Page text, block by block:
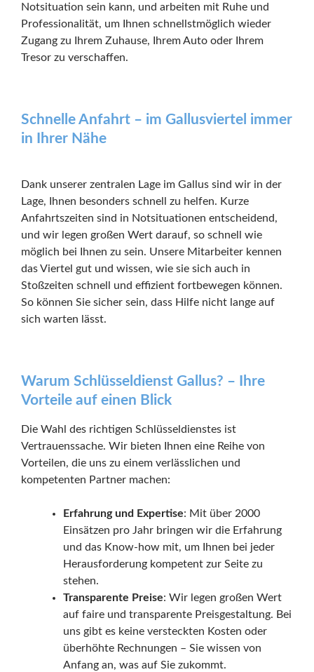
Notsituation sein kann, und arbeiten mit Ruhe und
Professionalität, um Ihnen schnellstmöglich wieder
Zugang zu Ihrem Zuhause, Ihrem Auto oder Ihrem
Tresor zu verschaffen.
Schnelle Anfahrt – im Gallusviertel immer
in Ihrer Nähe
Dank unserer zentralen Lage im Gallus sind wir in der
Lage, Ihnen besonders schnell zu helfen. Kurze
Anfahrtszeiten sind in Notsituationen entscheidend,
und wir legen großen Wert darauf, so schnell wie
möglich bei Ihnen zu sein. Unsere Mitarbeiter kennen
das Viertel gut und wissen, wie sie sich auch in
Stoßzeiten schnell und effizient fortbewegen können.
So können Sie sicher sein, dass Hilfe nicht lange auf
sich warten lässt.
Warum Schlüsseldienst Gallus? – Ihre
Vorteile auf einen Blick
Die Wahl des richtigen Schlüsseldienstes ist
Vertrauenssache. Wir bieten Ihnen eine Reihe von
Vorteilen, die uns zu einem verlässlichen und
kompetenten Partner machen:
Erfahrung und Expertise: Mit über 2000
Einsätzen pro Jahr bringen wir die Erfahrung
und das Know-how mit, um Ihnen bei jeder
Herausforderung kompetent zur Seite zu
stehen.
Transparente Preise: Wir legen großen Wert
auf faire und transparente Preisgestaltung. Bei
uns gibt es keine versteckten Kosten oder
überhöhte Rechnungen – Sie wissen von
Anfang an, was auf Sie zukommt.